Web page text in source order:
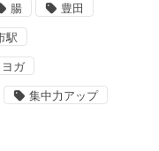
腸 豊田
駅
ガ
集中力アップ